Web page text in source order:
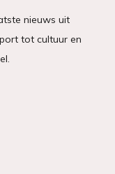
nieuws uit
tot cultuur en